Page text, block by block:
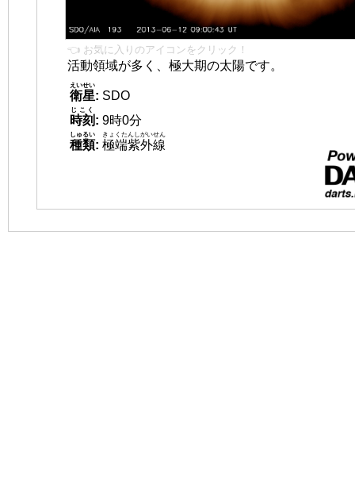
👈 お気に入りのアイコンをクリック！
活動領域が多く、極大期の太陽です。
衛星
えいせい
: SDO
時刻
じこく
: 9時0分
種類
しゅるい
: 極端紫外線
きょくたんしがいせん